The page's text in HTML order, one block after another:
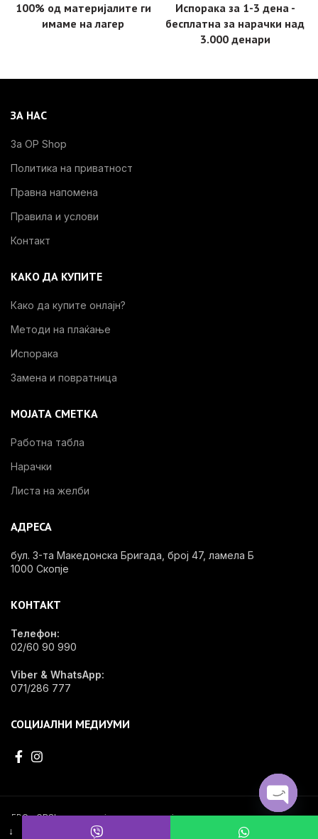
100% од материјалите ги
имаме на лагер
Испорака за 1-3 дена -
бесплатнa за нарачки над
3.000 денари
ЗА НАС
За OP Shop
Политика на приватност
Правна напомена
Правила и услови
Контакт
КАКО ДА КУПИТЕ
Како да купите онлајн?
Методи на плаќање
Испорака
Замена и повратница
МОЈАТА СМЕТКА
Работна табла
Нарачки
Листа на желби
АДРЕСА
бул. 3-та Македонска Бригада, број 47, ламела Б
1000 Скопје
КОНТАКТ
Телефон:
02/60 90 990
Viber & WhatsApp:
071/286 777
СОЦИЈАЛНИ МЕДИУМИ
EDG - OPShop e специјализирана онлајн продавница за стоматолошки
материјал, инвентар и опрема.
↓
OPEN